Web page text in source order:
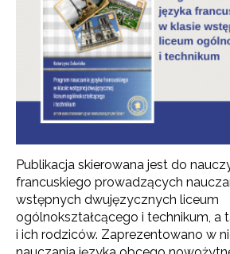
Publikacja skierowana jest do
francuskiego prowadzących
wstępnych dwujęzycznych liceum
ogólnokształcącego i technikum, a
i ich rodziców. Zaprezentowano w